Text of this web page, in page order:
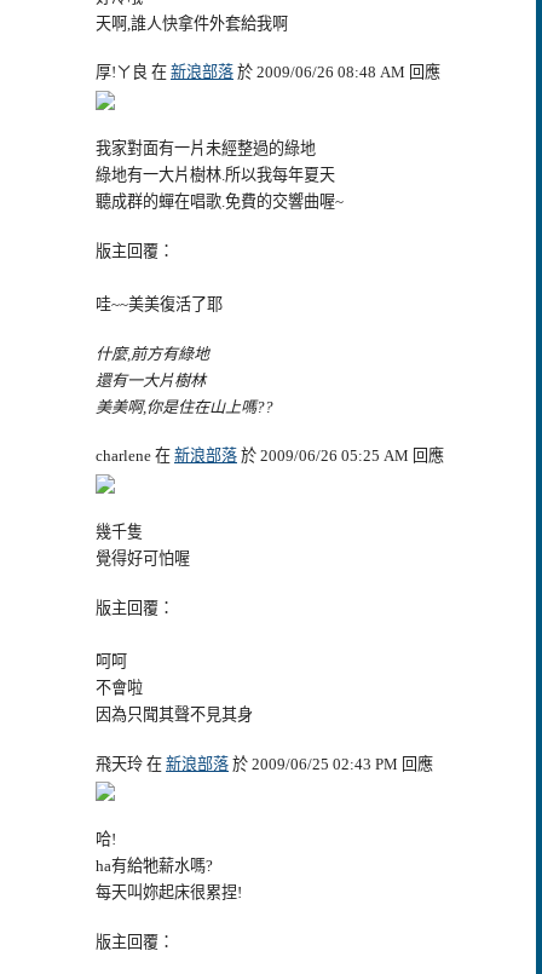
天啊,誰人快拿件外套給我啊
厚!ㄚ良 在 新浪部落 於 2009/06/26 08:48 AM 回應
我家對面有一片未經整過的綠地
綠地有一大片樹林.所以我每年夏天
聽成群的蟬在唱歌.免費的交響曲喔~
版主回覆：
哇~~美美復活了耶
什麼,前方有綠地
還有一大片樹林
美美啊,你是住在山上嗎??
charlene 在 新浪部落 於 2009/06/26 05:25 AM 回應
幾千隻
覺得好可怕喔
版主回覆：
呵呵
不會啦
因為只聞其聲不見其身
飛天玲 在 新浪部落 於 2009/06/25 02:43 PM 回應
哈!
ha有給牠薪水嗎?
每天叫妳起床很累捏!
版主回覆：